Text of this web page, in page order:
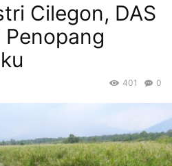
Cilegon, DAS
0
401